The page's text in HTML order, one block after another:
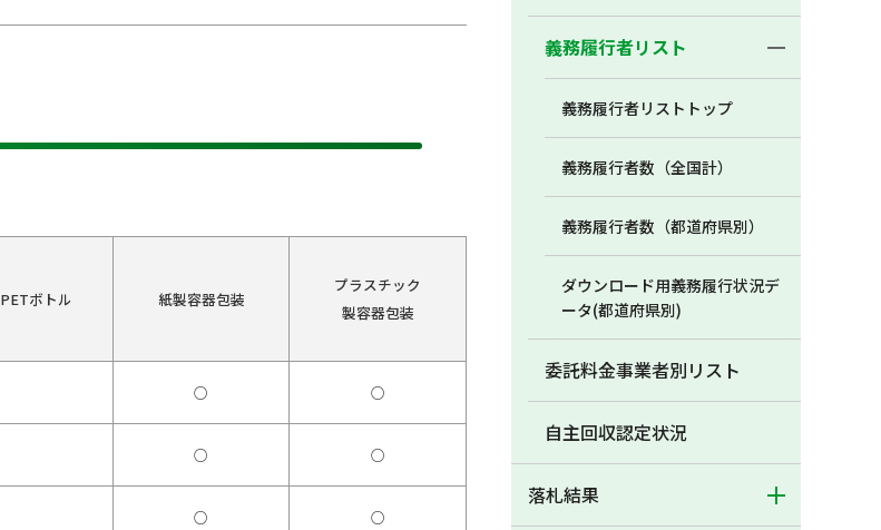
PETボトル
紙製容器包装
プラスチック
製容器包装
○ ○
○ ○
○ ○
義務履行者リスト
義務履行者リストトップ
義務履行者数（全国計）
義務履行者数（都道府県別）
ダウンロード用義務履行状況デ
ータ(都道府県別)
委託料金事業者別リスト
自主回収認定状況
落札結果